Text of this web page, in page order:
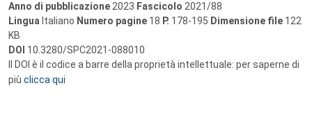
Anno di pubblicazione 2023 Fascicolo 2021/88
Lingua Italiano Numero pagine 18 P. 178-195 Dimensione file 122
KB
DOI 10.3280/SPC2021-088010
Il DOI è il codice a barre della proprietà intellettuale: per saperne di
più clicca qui